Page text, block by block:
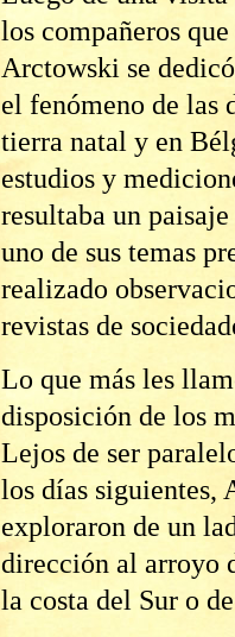
los compañeros
Arctowski se
el fenómeno de las
tierra natal y en
estudios y
resultaba un
uno de sus temas
realizado
revistas de
Lo que más les
disposición de los
Lejos de ser
los días siguientes,
exploraron de un
dirección al arroyo
la costa del Sur o